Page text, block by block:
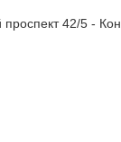
42/5 -